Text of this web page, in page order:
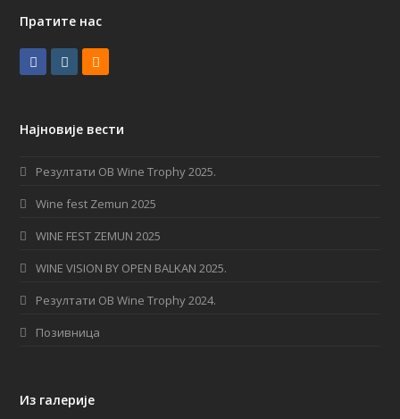
Пратите нас
e
b
t
a
g
m
Најновије вести
Резултати OB Wine Trophy 2025.
Wine fest Zemun 2025
WINE FEST ZEMUN 2025
WINE VISION BY OPEN BALKAN 2025.
Резултати OB Wine Trophy 2024.
Позивница
Из галерије